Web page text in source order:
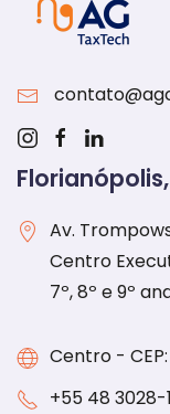
Av.
Centro
7º, 8º e 9º
Centro -
+55 48 3028-